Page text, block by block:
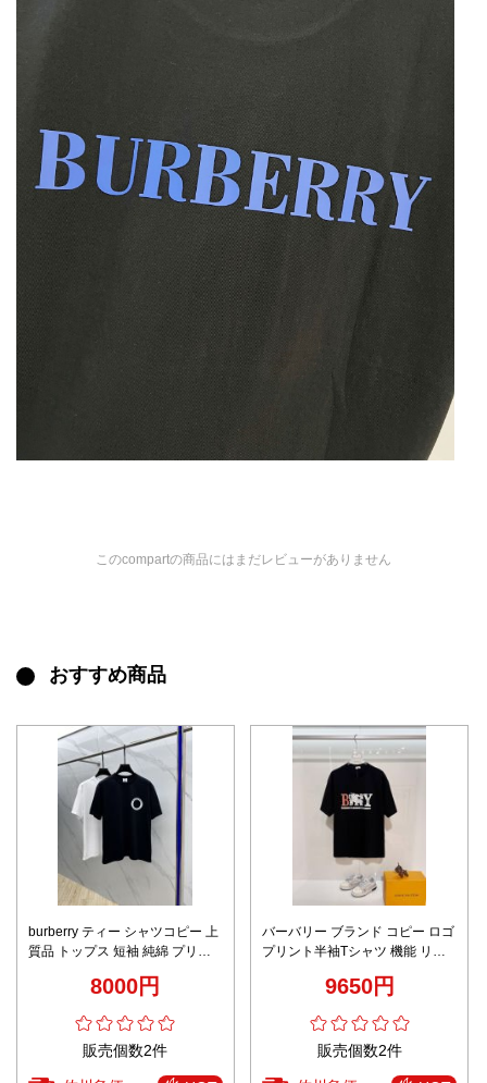
このcompartの商品にはまだレビューがありません
おすすめ商品
burberry ティー シャツコピー 上
質品 トップス 短袖 純綿 プリン
8000円
販売個数2件
バーバリー ブランド コピー ロゴ
プリント半袖Tシャツ 機能 リピ
9650円
販売個数2件